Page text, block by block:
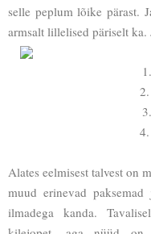
selle peplum lõike pärast.
armsalt lillelised päriselt ka.
Alates eelmisest talvest on
muud erinevad
ilmadega kanda.